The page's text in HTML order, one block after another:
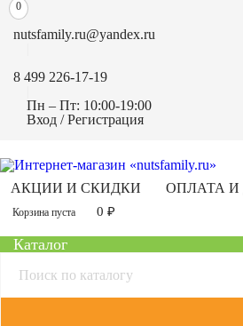
nutsfamily.ru@yandex.ru
8 499 226-17-19
Пн – Пт: 10:00-19:00
Вход / Регистрация
АКЦИИ И СКИДКИ ОПЛАТА И
Корзина пуста
0
0 ₽
Каталог